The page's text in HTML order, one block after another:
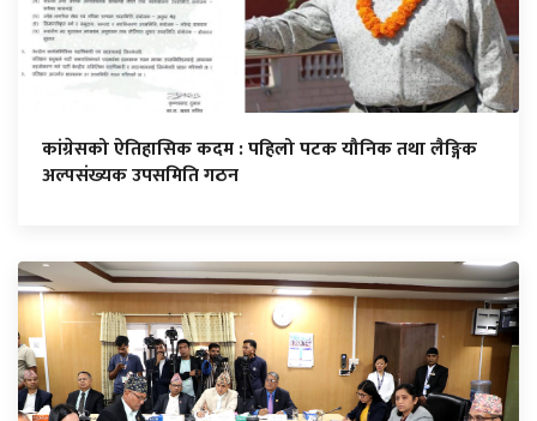
कांग्रेसको ऐतिहासिक कदम : पहिलो पटक यौनिक तथा लैङ्गिक
अल्पसंख्यक उपसमिति गठन